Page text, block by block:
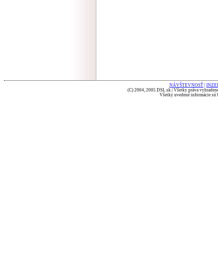
NÁVŠTEVNOSŤ
(C) 2004, 2005 DSL.sk | Všetky práva
Všetky uvedené informácie sú